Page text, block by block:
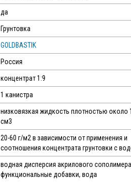
да
Грунтовка
GOLDBASTIK
Россия
концентрат 1:9
1 канистра
низковязкая жидкость плотностью около
см3
20-60 г/м2 в зависимости от применения и
соотношения концентрата грунтовки с
водная дисперсия акрилового
функциональные добавки, вода